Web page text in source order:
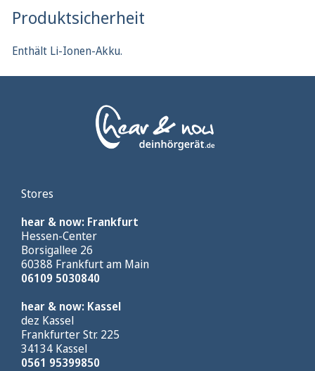
Produktsicherheit
Enthält Li-Ionen-Akku.
Stores
hear & now: Frankfurt
Hessen-Center
Borsigallee 26
60388 Frankfurt am Main
06109 5030840
hear & now: Kassel
dez Kassel
Frankfurter Str. 225
34134 Kassel
0561 95399850